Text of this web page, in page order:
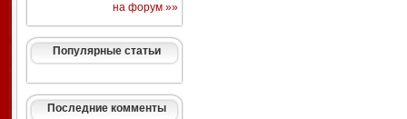
на форум »»
Популярные статьи
Последние комменты